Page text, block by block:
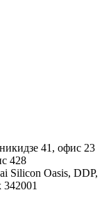
41, офис 23
428
Silicon Oasis, DDP,
342001